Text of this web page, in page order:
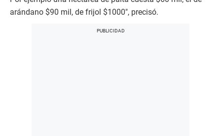
arándano $90 mil, de frijol $1000″, precisó.